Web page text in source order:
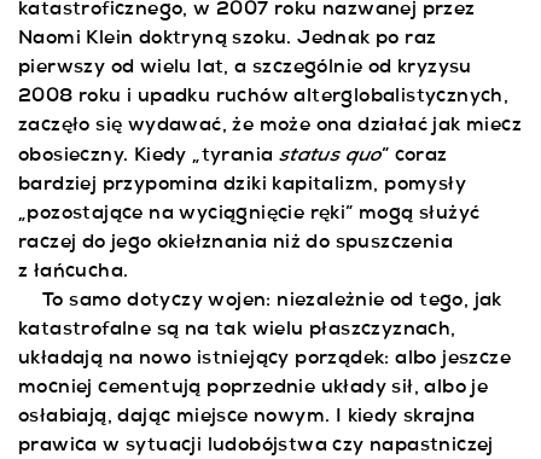
katastroficznego, w 2007 roku nazwanej przez
Naomi Klein doktryną szoku. Jednak po raz
pierwszy od wielu lat, a szczególnie od kryzysu
2008 roku i upadku ruchów alterglobalistycznych,
zaczęło się wydawać, że może ona działać jak miecz
obosieczny. Kiedy „tyrania status quo” coraz
bardziej przypomina dziki kapitalizm, pomysły
„pozostające na wyciągnięcie ręki” mogą służyć
raczej do jego okiełznania niż do spuszczenia
z łańcucha.
To samo dotyczy wojen: niezależnie od tego, jak
katastrofalne są na tak wielu płaszczyznach,
układają na nowo istniejący porządek: albo jeszcze
mocniej cementują poprzednie układy sił, albo je
osłabiają, dając miejsce nowym. I kiedy skrajna
prawica w sytuacji ludobójstwa czy napastniczej